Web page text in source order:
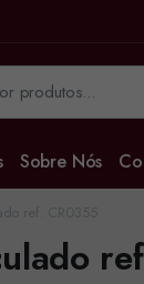
Sobre Nós